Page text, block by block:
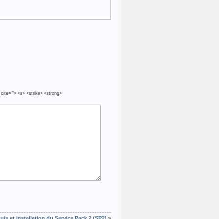
<s> <strike> <strong>